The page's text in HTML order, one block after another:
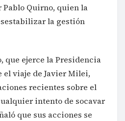
Quirno, quien la
la gestión
que ejerce la Presidencia
el viaje de Javier Milei,
recientes sobre el
intento de socavar
que sus acciones se